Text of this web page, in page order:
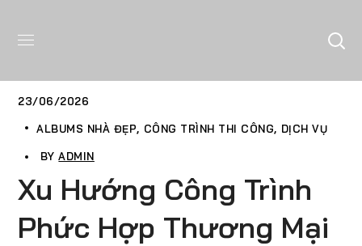
23/06/2026
ALBUMS NHÀ ĐẸP CÔNG TRÌNH THI CÔNG DỊCH VỤ
BYADMIN
Xu Hướng Công Trình
Phức Hợp Thương Mại